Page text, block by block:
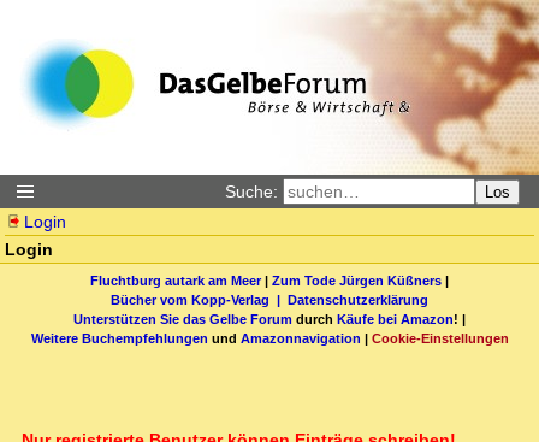
Suche: Los
Login
Login
Fluchtburg autark am Meer| Zum Tode Jürgen Küßners |
Bücher vom Kopp-Verlag | Datenschutzerklärung
Unterstützen Sie das Gelbe Forum durch Käufe bei Amazon! |
Weitere Buchempfehlungen und Amazonnavigation | Cookie-Einstellungen